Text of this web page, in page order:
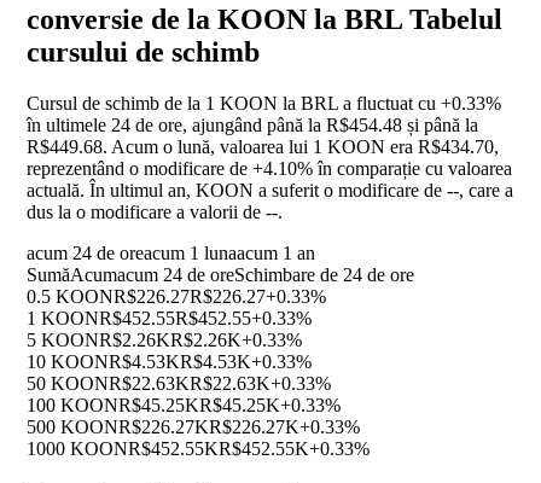
conversie de la KOON la BRL Tabelul
cursului de schimb
Cursul de schimb de la 1 KOON la BRL a fluctuat cu +0.33%
în ultimele 24 de ore, ajungând până la R$454.48 și până la
R$449.68. Acum o lună, valoarea lui 1 KOON era R$434.70,
reprezentând o modificare de +4.10%în comparație cu valoarea
actuală. În ultimul an, KOON a suferit o modificare de --, care a
dus la o modificare a valorii de --.
acum 24 de oreacum 1 lunaacum 1 an
SumăAcumacum 24 de oreSchimbare de 24 de ore
0.5 KOONR$226.27R$226.27+0.33%
1 KOONR$452.55R$452.55+0.33%
5 KOONR$2.26KR$2.26K+0.33%
10 KOONR$4.53KR$4.53K+0.33%
50 KOONR$22.63KR$22.63K+0.33%
100 KOONR$45.25KR$45.25K+0.33%
500 KOONR$226.27KR$226.27K+0.33%
1000 KOONR$452.55KR$452.55K+0.33%